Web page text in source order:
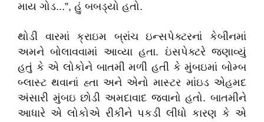
માય ગોડ...”, હું બબડ્યો હતો.
થોડી વારમાં ક્રાઇમ બ્રાંચ ઇન્સપેક્ટરનાં કેબીનમાં
અમને બોલાવવામાં આવ્યા હતા. ઇંસપેક્ટરે જણાવ્યું
હતું કે એ લોકોને બાતમી મળી હતી કે મુંબઇમાં બોમ્બ
બ્લાસ્ટ થવાનાં હ્તા અને એનો માસ્ટર માંઇડ એહમદ
અંસારી મુંબઇ છોડી અમદાવાદ જવાનો હતો. બાતમીને
આધારે એ લોકોએ રીકીને પકડી લીધો કારણ કે એ